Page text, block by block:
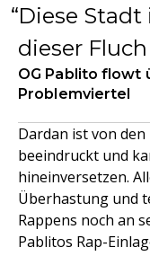
Diese
dieser
OG Pablito flowt
Problemviertel
Dardan ist von den
beeindruckt und
hineinversetzen.
Überhastung und
Rappens noch an
Pablitos Rap-